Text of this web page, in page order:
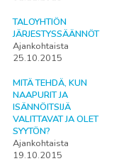
TALOYHTIÖN
JÄRJESTYSSÄÄNNÖT
Ajankohtaista
25.10.2015
MITÄ TEHDÄ, KUN
NAAPURIT JA
ISÄNNÖITSIJÄ
VALITTAVAT JA OLET
SYYTÖN?
Ajankohtaista
19.10.2015